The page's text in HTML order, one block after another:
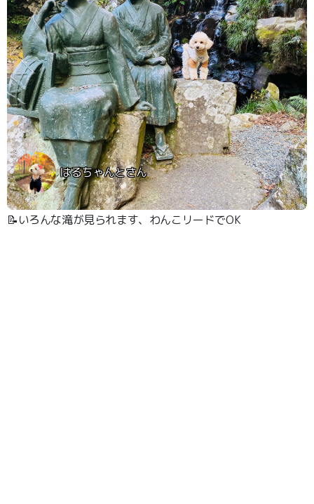
はるちゃんとさん
📝いろんな滝が見られます、わんこリードでOK